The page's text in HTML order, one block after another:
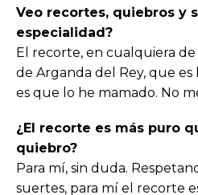
Veo recortes, quiebros y
especialidad?
El recorte, en cualquiera de
de Arganda del Rey, que
es que lo he mamado. No
¿El recorte es más puro
quiebro?
Para mí, sin duda.
suertes, para mí el recorte